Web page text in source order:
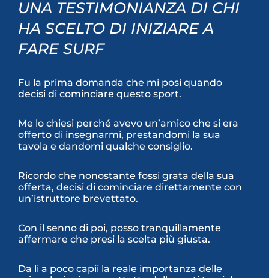
UNA TESTIMONIANZA DI CHI
HA SCELTO DI INIZIARE A
FARE SURF
Fu la prima domanda che mi posi quando
decisi di cominciare questo sport.
Me lo chiesi perché avevo un’amico che si era
offerto di insegnarmi, prestandomi la sua
tavola e dandomi qualche consiglio.
Ricordo che nonostante fossi grata della sua
offerta, decisi di cominciare direttamente con
un’istruttore brevettato.
Con il senno di poi, posso tranquillamente
affermare che presi la scelta più giusta.
Da li a poco capii la reale importanza delle